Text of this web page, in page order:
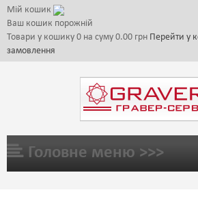
Мій кошик
Ваш кошик порожній
Товари у кошику 0 на суму 0.00 грн Перейти у
замовлення
Головне меню >>>